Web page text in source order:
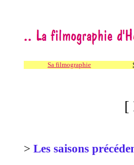
Sa filmographie
[
> Les saisons